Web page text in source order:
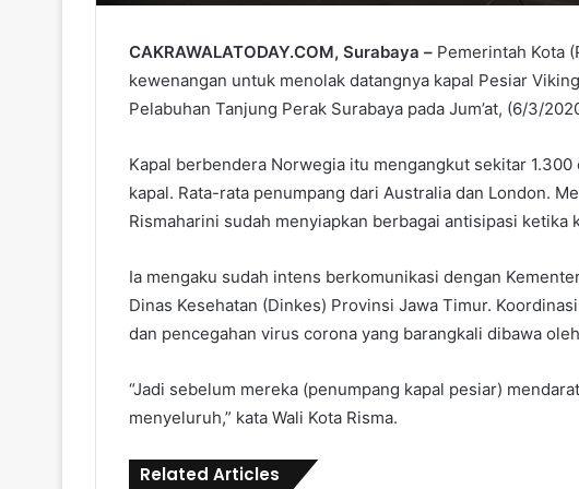
CAKRAWALATODAY.COM, Surabaya – Pemerintah Kota
kewenangan untuk menolak datangnya kapal Pesiar
Pelabuhan Tanjung Perak Surabaya pada Jum’at, (6/3/
Kapal berbendera Norwegia itu mengangkut sekitar
kapal. Rata-rata penumpang dari Australia dan London.
Rismaharini sudah menyiapkan berbagai antisipasi ketika
Ia mengaku sudah intens berkomunikasi dengan
Dinas Kesehatan (Dinkes) Provinsi Jawa Timur.
dan pencegahan virus corona yang barangkali dibawa
“Jadi sebelum mereka (penumpang kapal pesiar)
menyeluruh,” kata Wali Kota Risma.
Related Articles